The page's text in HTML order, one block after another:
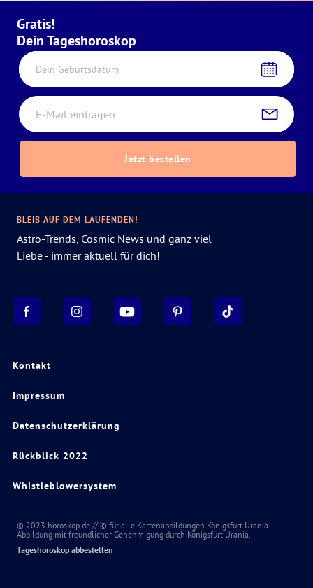
Gratis!
Dein Tageshoroskop
Dein Geburtsdatum
Jetzt bestellen
Kontakt
Impressum
Datenschutzerklärung
Rückblick 2022
Whistleblowersystem
BLEIB AUF DEM LAUFENDEN!
Astro-Trends, Cosmic News und ganz viel
Liebe - immer aktuell für dich!
© 2023 horoskop.de // © für alle Kartenabbildungen Königsfurt Urania.
Abbildung mit freundlicher Genehmigung durch Königsfurt Urania.
Tageshoroskop abbestellen